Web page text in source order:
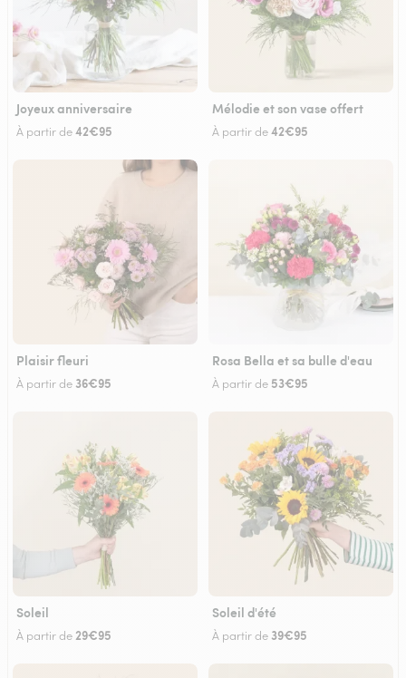
Joyeux anniversaire
À partir de42€95
Mélodie et son vase offert
À partir de42€95
Plaisir fleuri
À partir de 36€95
Rosa Bella et sa bulle d'eau
À partir de 53€95
Soleil
À partir de 29€95
Soleil d'été
À partir de 39€95